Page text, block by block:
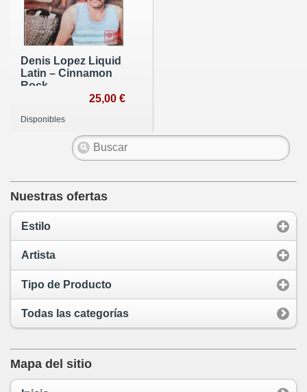
Denis Lopez Liquid
Latin ‎– Cinnamon
Rock -
Quadraphonic25,00 €
Disponibles
Nuestras ofertas
Estilo
Artista
Tipo de Producto
Todas las categorías
Mapa del sitio